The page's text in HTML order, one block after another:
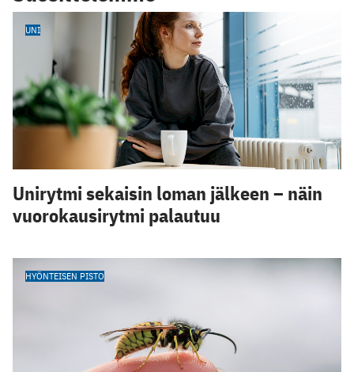
UNI
Unirytmi sekaisin loman jälkeen – näin
vuorokausirytmi palautuu
HYÖNTEISEN PISTO